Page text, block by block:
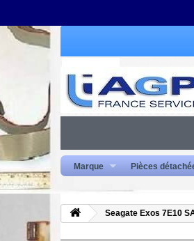
Marque Pièces
Seagate Exos 7E10